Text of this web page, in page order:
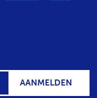
AANMELDEN